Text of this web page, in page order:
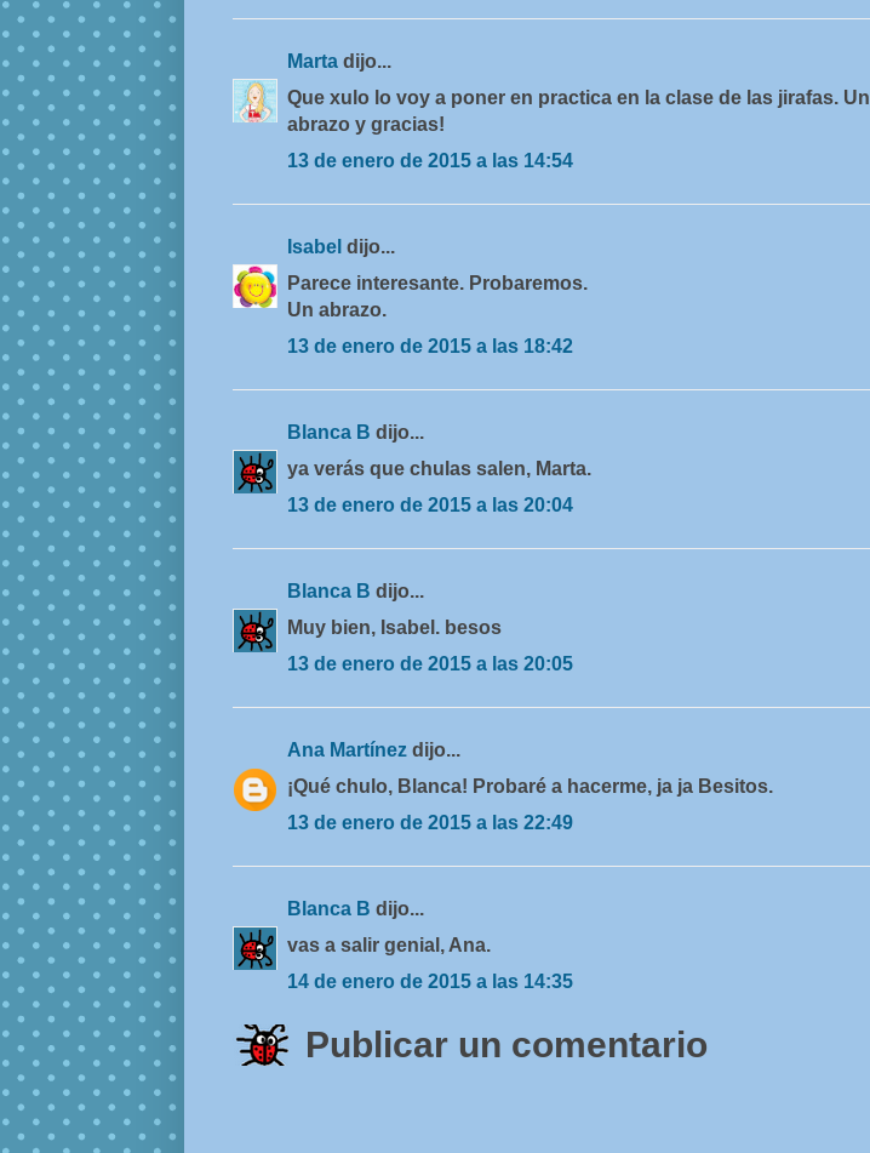
Marta dijo...
Que xulo lo voy a poner en practica en la clase de las jirafas. Un
abrazo y gracias!
13 de enero de 2015 a las 14:54
Isabel dijo...
Parece interesante. Probaremos.
Un abrazo.
13 de enero de 2015 a las 18:42
Blanca B dijo...
ya verás que chulas salen, Marta.
13 de enero de 2015 a las 20:04
Blanca B dijo...
Muy bien, Isabel. besos
13 de enero de 2015 a las 20:05
Ana Martínez dijo...
¡Qué chulo, Blanca! Probaré a hacerme, ja ja Besitos.
13 de enero de 2015 a las 22:49
Blanca B dijo...
vas a salir genial, Ana.
14 de enero de 2015 a las 14:35
Publicar un comentario